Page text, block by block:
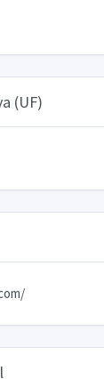
(UF)